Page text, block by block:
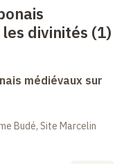
divinités (1)
médiévaux sur
Budé, Site Marcelin